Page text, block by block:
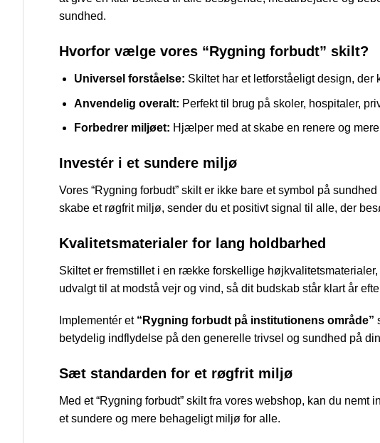
sundhed.
Hvorfor vælge vores “Rygning forbudt” skilt?
Universel forståelse: Skiltet har et letforståeligt design,
Anvendelig overalt: Perfekt til brug på skoler, hospitaler,
Forbedrer miljøet: Hjælper med at skabe en renere og
Investér i et sundere miljø
Vores “Rygning forbudt” skilt er ikke bare et symbol på
skabe et røgfrit miljø, sender du et positivt signal til alle, der
Kvalitetsmaterialer for lang holdbarhed
Skiltet er fremstillet i en række forskellige
udvalgt til at modstå vejr og vind, så dit budskab står klart år
Implementér et “Rygning forbudt på institutionens område”
betydelig indflydelse på den generelle trivsel og sundhed på
Sæt standarden for et røgfrit miljø
Med et “Rygning forbudt” skilt fra vores webshop, kan du
et sundere og mere behageligt miljø for alle.